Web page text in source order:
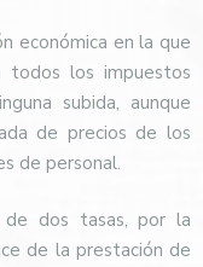
económica en la que
todos los impuestos
subida, aunque
de precios de los
de personal.
de dos tasas, por la
de la prestación de